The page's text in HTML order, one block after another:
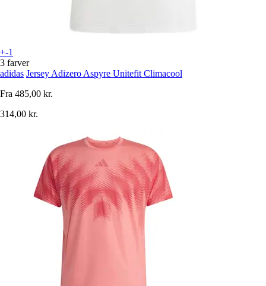
+-1
3 farver
adidas Jersey Adizero Aspyre Unitefit Climacool
Fra 485,00 kr.
314,00 kr.